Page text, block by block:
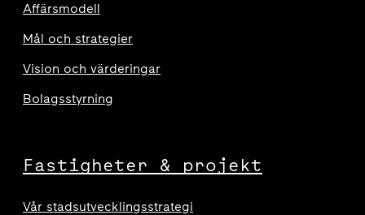
Affärsmodell
Mål och strategier
Vision och värderingar
Bolagsstyrning
Fastigheter & projekt
Vår stadsutvecklingsstrategi